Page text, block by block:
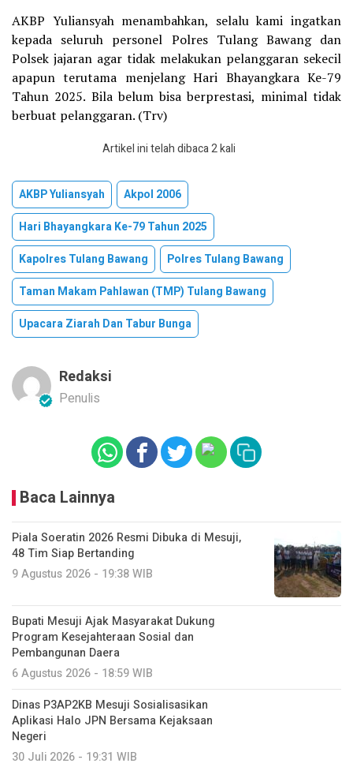
AKBP Yuliansyah menambahkan, selalu kami ingatkan
kepada seluruh personel Polres Tulang Bawang dan
Polsek jajaran agar tidak melakukan pelanggaran sekecil
apapun terutama menjelang Hari Bhayangkara Ke-79
Tahun 2025. Bila belum bisa berprestasi, minimal tidak
berbuat pelanggaran. (Trv)
Artikel ini telah dibaca 2 kali
AKBP Yuliansyah
Akpol 2006
Hari Bhayangkara Ke-79 Tahun 2025
Kapolres Tulang Bawang
Polres Tulang Bawang
Taman Makam Pahlawan (TMP) Tulang Bawang
Upacara Ziarah Dan Tabur Bunga
Redaksi
Penulis
Baca Lainnya
Piala Soeratin 2026 Resmi Dibuka di Mesuji,
48 Tim Siap Bertanding
9 Agustus 2026 - 19:38 WIB
Bupati Mesuji Ajak Masyarakat Dukung
Program Kesejahteraan Sosial dan
Pembangunan Daera
6 Agustus 2026 - 18:59 WIB
Dinas P3AP2KB Mesuji Sosialisasikan
Aplikasi Halo JPN Bersama Kejaksaan
Negeri
30 Juli 2026 - 19:31 WIB